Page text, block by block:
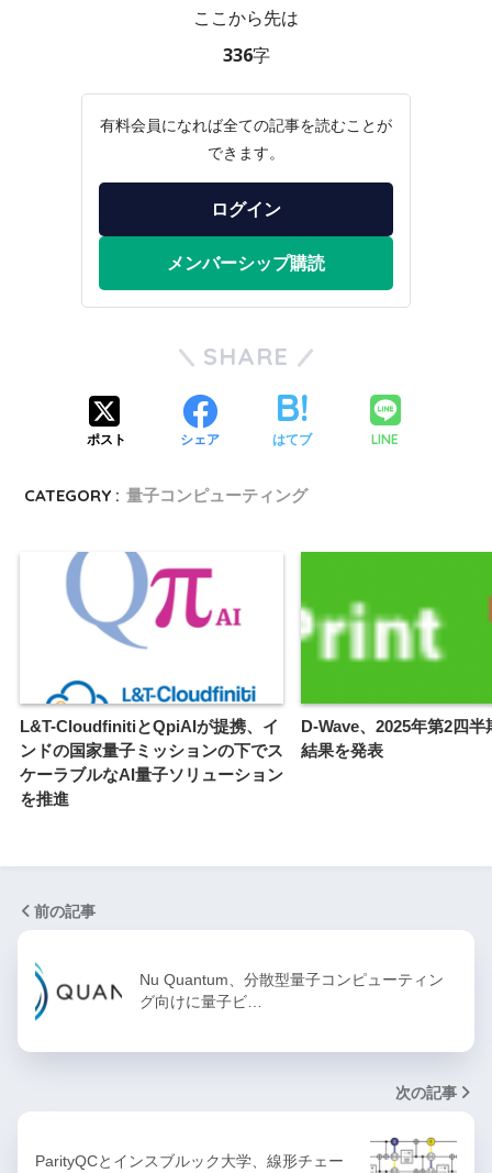
ここから先は
336字
有料会員になれば全ての記事を読むことが
できます。
ログイン
メンバーシップ購読
SHARE
ポスト シェア はてブ LINE
CATEGORY : 量子コンピューティング
L&T-CloudfinitiとQpiAIが提携、イ
ンドの国家量子ミッションの下でス
ケーラブルなAI量子ソリューション
を推進
D-Wave、2025年第2四半
結果を発表
前の記事
Nu Quantum、分散型量子コンピューティン
グ向けに量子ビ…
次の記事
ParityQCとインスブルック大学、線形チェー